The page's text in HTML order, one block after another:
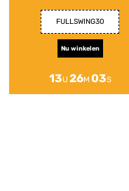
FULLSWING30
Nu winkelen
13U 26M 03S